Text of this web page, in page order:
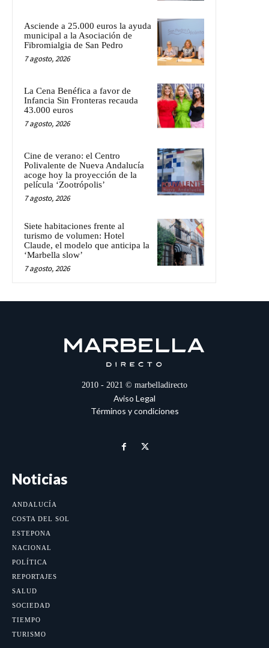
Asciende a 25.000 euros la ayuda
municipal a la Asociación de
Fibromialgia de San Pedro
7 agosto, 2026
La Cena Benéfica a favor de
Infancia Sin Fronteras recauda
43.000 euros
7 agosto, 2026
Cine de verano: el Centro
Polivalente de Nueva Andalucía
acoge hoy la proyección de la
película ‘Zootrópolis’
7 agosto, 2026
Siete habitaciones frente al
turismo de volumen: Hotel
Claude, el modelo que anticipa la
‘Marbella slow’
7 agosto, 2026
2010 - 2021 © marbelladirecto
Aviso Legal
Términos y condiciones
Noticias
ANDALUCÍA
COSTA DEL SOL
ESTEPONA
NACIONAL
POLÍTICA
REPORTAJES
SALUD
SOCIEDAD
TIEMPO
TURISMO